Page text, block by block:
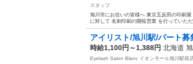
スタッフ
旭川市にお住いの皆様へ 東京五反田の印刷
に対して 名刺印刷の開拓営業 を行っていた
アイリスト/旭川駅/パート募
時給1,100円～1,388円 北海道
Eyelash Salon Blanc イオンモール旭川駅前